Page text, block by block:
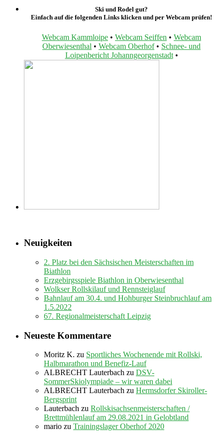
Ski und Rodel gut?
Einfach auf die folgenden Links klicken und per Webcam prüfen!
Webcam Kammloipe • Webcam Seiffen • Webcam
Oberwiesenthal • Webcam Oberhof• Schnee- und
Loipenbericht Johanngeorgenstadt•
Neuigkeiten
2. Platz bei den Sächsischen Meisterschaften im
Biathlon
Erzgebirgsspiele Biathlon in Oberwiesenthal
Wolkser Rollskilauf und Rennsteiglauf
Bahnlauf am 30.4. und Hohburger Steinbruchlauf am
1.5.2022
67. Regionalmeisterschaft Leipzig
Neueste Kommentare
Moritz K. zu Sportliches Wochenende mit Rollski,
Halbmarathon und Benefiz-Lauf
ALBRECHT Lauterbach zu DSV-
SommerSkiolympiade – wir waren dabei
ALBRECHT Lauterbach zu Hermsdorfer Skiroller-
Bergsprint
Lauterbach zu Rollskisachsenmeisterschaften /
Brettmühlenlauf am 29.08.2021 in Gelobtland
mario zu Trainingslager Oberhof 2020